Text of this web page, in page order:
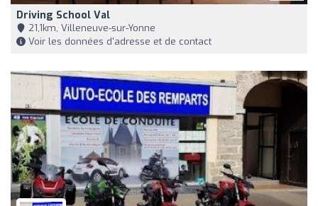
Driving School Val
21,1km, Villeneuve-sur-Yonne
Voir les données d'adresse et de contact